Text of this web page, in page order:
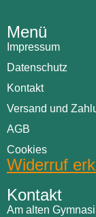
Menü
Impressum
Datenschutz
Kontakt
Versand und
AGB
Cookies
Widerruf
Kontakt
Am alten